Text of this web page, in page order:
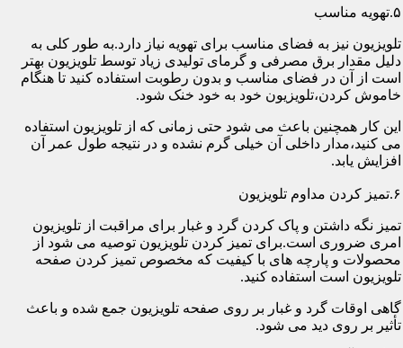
۵.تهویه مناسب
تلویزیون نیز به فضای مناسب برای تهویه نیاز دارد.به طور کلی به
دلیل مقدار برق مصرفی و گرمای تولیدی زیاد توسط تلویزیون بهتر
است از آن در فضای مناسب و بدون رطوبت استفاده کنید تا هنگام
خاموش کردن،تلویزیون خود به خود خنک شود.
این کار همچنین باعث می شود حتی زمانی که از تلویزیون استفاده
می کنید،مدار داخلی آن خیلی گرم نشده و در نتیجه طول عمر آن
افزایش یابد.
۶.تمیز کردن مداوم تلویزیون
تمیز نگه داشتن و پاک کردن گرد و غبار برای مراقبت از تلویزیون
امری ضروری است.برای تمیز کردن تلویزیون توصیه می شود از
محصولات و پارچه های با کیفیت که مخصوص تمیز کردن صفحه
تلویزیون است استفاده کنید.
گاهی اوقات گرد و غبار بر روی صفحه تلویزیون جمع شده و باعث
تأثیر بر روی دید می شود.